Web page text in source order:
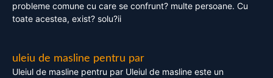
probleme comune cu care se confrunt? multe persoane. Cu
toate acestea, exist? solu?ii
uleiu de masline pentru par
Uleiul de masline pentru par Uleiul de masline este un